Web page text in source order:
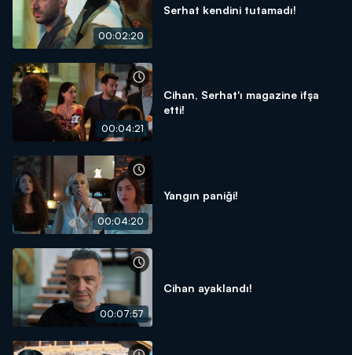
00:02:20
Serhat kendini tutamadı!
00:04:21
Cihan, Serhat'ı magazine ifşa
etti!
00:04:20
Yangın paniği!
00:07:57
Cihan ayaklandı!